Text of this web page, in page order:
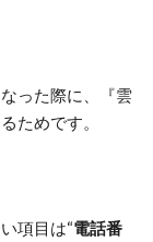
った際に、
『雲
ためです。
項目は“電話番